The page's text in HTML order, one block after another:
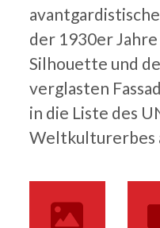
der 1930er
Silhouette und
verglasten
in die Liste des
Weltkulturerbes